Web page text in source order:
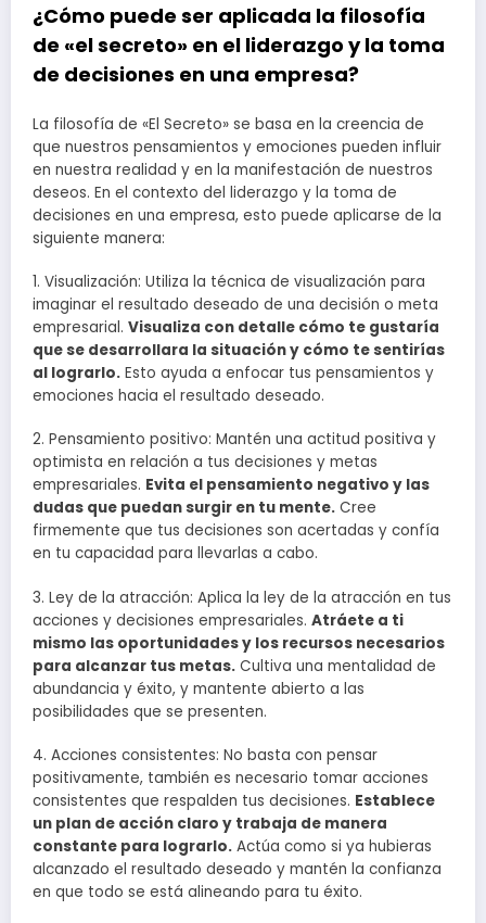
¿Cómo puede ser aplicada la filosofía
de «el secreto» en el liderazgo y la toma
de decisiones en una empresa?
La filosofía de «El Secreto» se basa en la creencia de
que nuestros pensamientos y emociones pueden influir
en nuestra realidad y en la manifestación de nuestros
deseos. En el contexto del liderazgo y la toma de
decisiones en una empresa, esto puede aplicarse de la
siguiente manera:
1. Visualización: Utiliza la técnica de visualización para
imaginar el resultado deseado de una decisión o meta
empresarial. Visualiza con detalle cómo te gustaría
que se desarrollara la situación y cómo te sentirías
al lograrlo. Esto ayuda a enfocar tus pensamientos y
emociones hacia el resultado deseado.
2. Pensamiento positivo: Mantén una actitud positiva y
optimista en relación a tus decisiones y metas
empresariales. Evita el pensamiento negativo y las
dudas que puedan surgir en tu mente. Cree
firmemente que tus decisiones son acertadas y confía
en tu capacidad para llevarlas a cabo.
3. Ley de la atracción: Aplica la ley de la atracción en tus
acciones y decisiones empresariales. Atráete a ti
mismo las oportunidades y los recursos necesarios
para alcanzar tus metas. Cultiva una mentalidad de
abundancia y éxito, y mantente abierto a las
posibilidades que se presenten.
4. Acciones consistentes: No basta con pensar
positivamente, también es necesario tomar acciones
consistentes que respalden tus decisiones. Establece
un plan de acción claro y trabaja de manera
constante para lograrlo. Actúa como si ya hubieras
alcanzado el resultado deseado y mantén la confianza
en que todo se está alineando para tu éxito.